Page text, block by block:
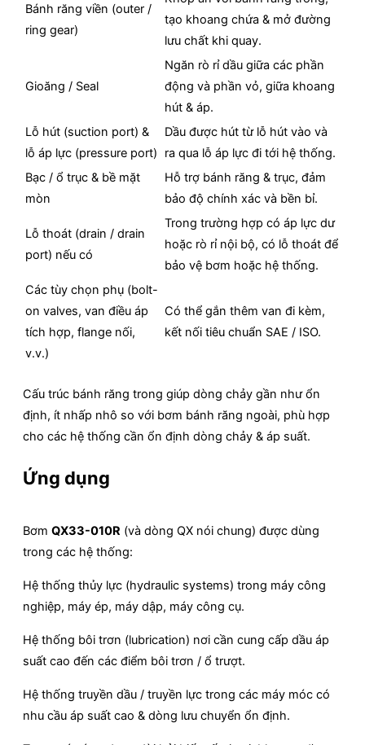
Bánh răng viền (outer /
ring gear)
tạo khoang chứa & mở đường
lưu chất khi quay.
Gioăng / Seal
Ngăn rò rỉ dầu giữa các phần
động và phần vỏ, giữa khoang
hút & áp.
Lỗ hút (suction port) &
lỗ áp lực (pressure port)
Dầu được hút từ lỗ hút vào và
ra qua lỗ áp lực đi tới hệ thống.
Bạc / ổ trục & bề mặt
mòn
Hỗ trợ bánh răng & trục, đảm
bảo độ chính xác và bền bỉ.
Lỗ thoát (drain / drain
port) nếu có
Trong trường hợp có áp lực dư
hoặc rò rỉ nội bộ, có lỗ thoát để
bảo vệ bơm hoặc hệ thống.
Các tùy chọn phụ (bolt-
on valves, van điều áp
tích hợp, flange nối,
v.v.)
Có thể gắn thêm van đi kèm,
kết nối tiêu chuẩn SAE / ISO.
Cấu trúc bánh răng trong giúp dòng chảy gần như ổn
định, ít nhấp nhô so với bơm bánh răng ngoài, phù hợp
cho các hệ thống cần ổn định dòng chảy & áp suất.
Ứng dụng
Bơm QX33-010R (và dòng QX nói chung) được dùng
trong các hệ thống:
Hệ thống thủy lực (hydraulic systems) trong máy công
nghiệp, máy ép, máy dập, máy công cụ.
Hệ thống bôi trơn (lubrication) nơi cần cung cấp dầu áp
suất cao đến các điểm bôi trơn / ổ trượt.
Hệ thống truyền dầu / truyền lực trong các máy móc có
nhu cầu áp suất cao & dòng lưu chuyển ổn định.